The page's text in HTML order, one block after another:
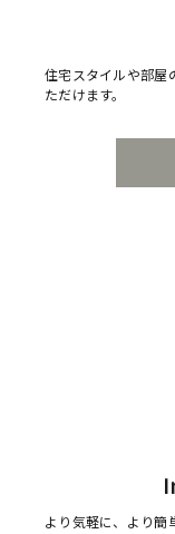
住宅スタイルや部屋
ただけます。
より気軽に、より簡